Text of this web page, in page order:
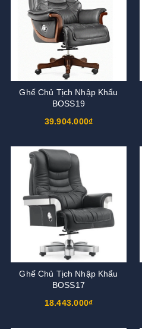
Ghế Chủ Tịch Nhập Khẩu
BOSS19
39.904.000₫
Ghế Chủ Tịch Nhập Khẩu
BOSS17
18.443.000₫